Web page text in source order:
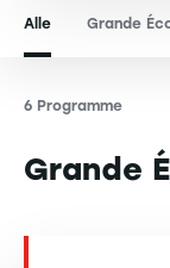
Alle Grande
6 Programme
Grande